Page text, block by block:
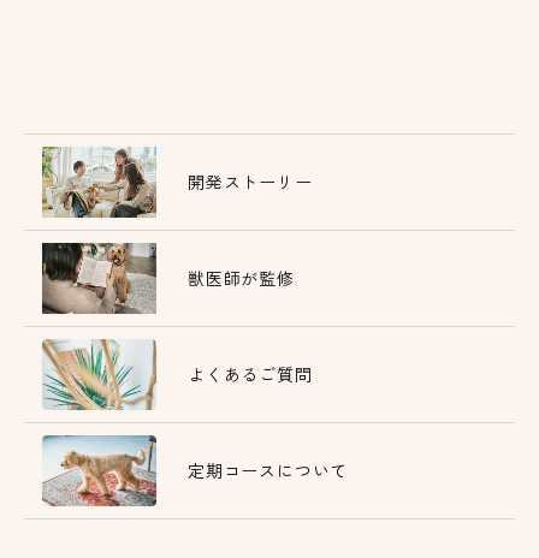
開発ストーリー
獣医師が監修
よくあるご質問
定期コースについて